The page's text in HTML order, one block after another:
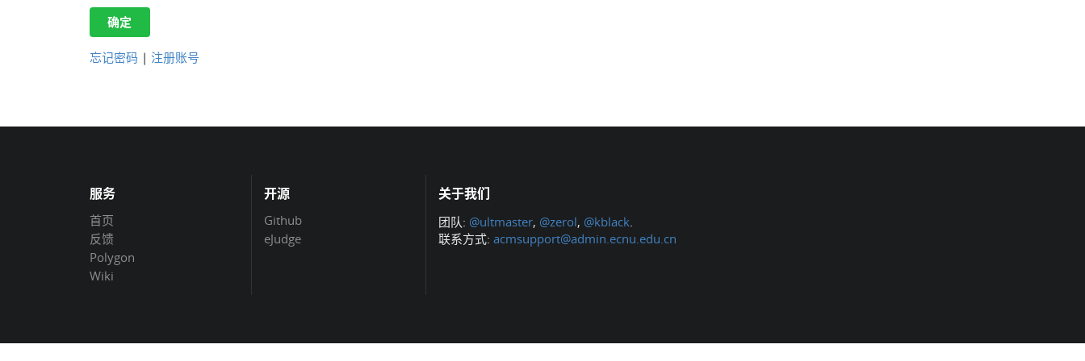
确定
忘记密码 | 注册账号
服务
首页
反馈
Polygon
Wiki
开源
Github
eJudge
关于我们
团队: @ultmaster, @zerol, @kblack
联系方式: acmsupport@admin.ecnu.edu.cn